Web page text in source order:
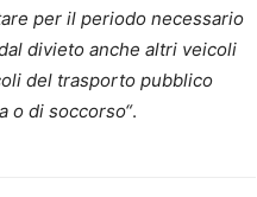
per il periodo necessario
divieto anche altri veicoli
del trasporto pubblico
o di soccorso“.